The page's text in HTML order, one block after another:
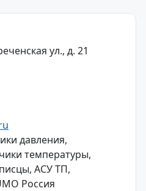
ул., д. 21
давления,
температуры,
АСУ ТП,
Россия